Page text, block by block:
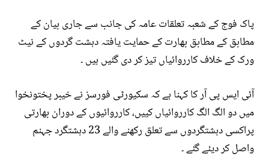
پاک فوج کے شعبہ تعلقات عامہ کی جانب سے جاری بیان کے
مطابق کے مطابق بھارت کے حمایت یافتہ دہشت گردوں کے نیٹ
ورک کے خلاف کارروائیاں تیز کر دی گئیں ہیں ۔
آئی ایس پی آر کا کہنا ہے کہ سکیورٹی فورسز نے خیبر پختونخوا
میں دو الگ الگ کارروائیاں کییں، کارروائیوں کے دوران بھارتی
پراکسی دہشتگردوں سے تعلق رکھنے والے 23 دہشتگرد جہنم
واصل کر دیئے گئے ۔